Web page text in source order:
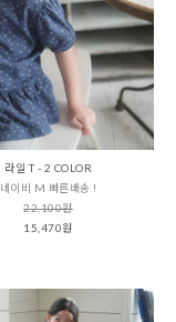
라일 T - 2 COLOR
네이비 M 빠른배송 !
22,100원
15,470원